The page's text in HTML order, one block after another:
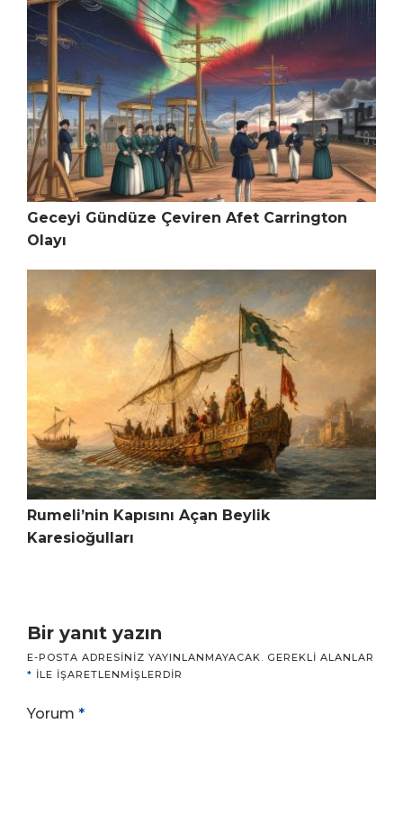
Geceyi Gündüze Çeviren Afet Carrington
Olayı
Rumeli’nin Kapısını Açan Beylik
Karesioğulları
Bir yanıt yazın
E-POSTA ADRESINIZ YAYINLANMAYACAK. GEREKLI ALANLAR
* ILE IŞARETLENMIŞLERDIR
Yorum *